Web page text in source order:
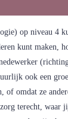
op niveau 4
kunt maken,
ook een
omdat ze
terecht,